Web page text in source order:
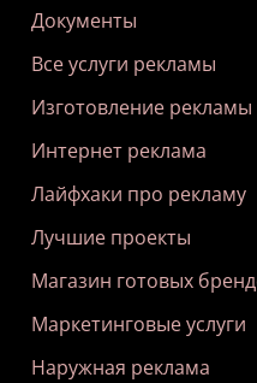
Документы
Все услуги рекламы
Изготовление рекламы
Интернет реклама
Лайфхаки про рекламу
Лучшие проекты
Магазин готовых
Маркетинговые услуги
Наружная реклама